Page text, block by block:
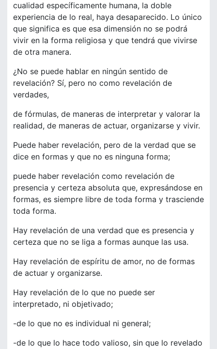
cualidad específicamente humana, la doble
experiencia de lo real, haya desaparecido. Lo único
que significa es que esa dimensión no se podrá
vivir en la forma religiosa y que tendrá que vivirse
de otra manera.
¿No se puede hablar en ningún sentido de
revelación? Sí, pero no como revelación de
verdades,
de fórmulas, de maneras de interpretar y valorar la
realidad, de maneras de actuar, organizarse y vivir.
Puede haber revelación, pero de la verdad que se
dice en formas y que no es ninguna forma;
puede haber revelación como revelación de
presencia y certeza absoluta que, expresándose en
formas, es siempre libre de toda forma y trasciende
toda forma.
Hay revelación de una verdad que es presencia y
certeza que no se liga a formas aunque las usa.
Hay revelación de espíritu de amor, no de formas
de actuar y organizarse.
Hay revelación de lo que no puede ser
interpretado, ni objetivado;
-de lo que no es individual ni general;
-de lo que lo hace todo valioso, sin que lo revelado